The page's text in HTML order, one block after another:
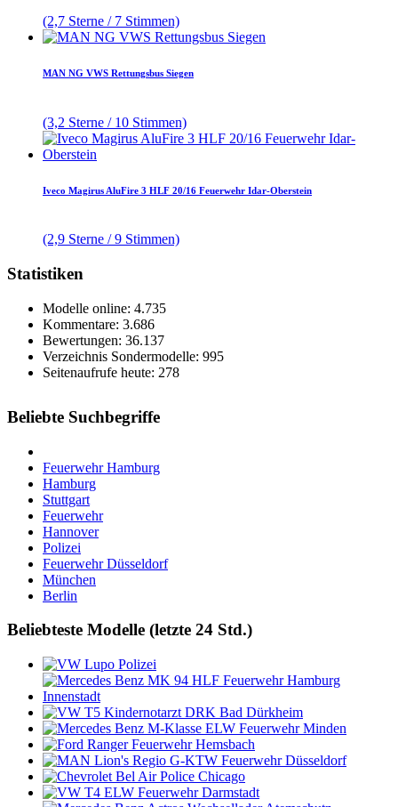
(2,7 Sterne / 7 Stimmen)
MAN NG VWS Rettungsbus Siegen
(3,2 Sterne / 10 Stimmen)
Iveco Magirus AluFire 3 HLF 20/16 Feuerwehr Idar-Oberstein
(2,9 Sterne / 9 Stimmen)
Statistiken
Modelle online: 4.735
Kommentare: 3.686
Bewertungen: 36.137
Verzeichnis Sondermodelle: 995
Seitenaufrufe heute: 278
Beliebte Suchbegriffe
Feuerwehr Hamburg
Hamburg
Stuttgart
Feuerwehr
Hannover
Polizei
Feuerwehr Düsseldorf
München
Berlin
Beliebteste Modelle (letzte 24 Std.)